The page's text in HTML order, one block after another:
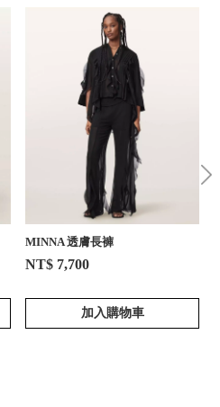
MINNA 透膚長褲
NT$ 7,700
加入購物車